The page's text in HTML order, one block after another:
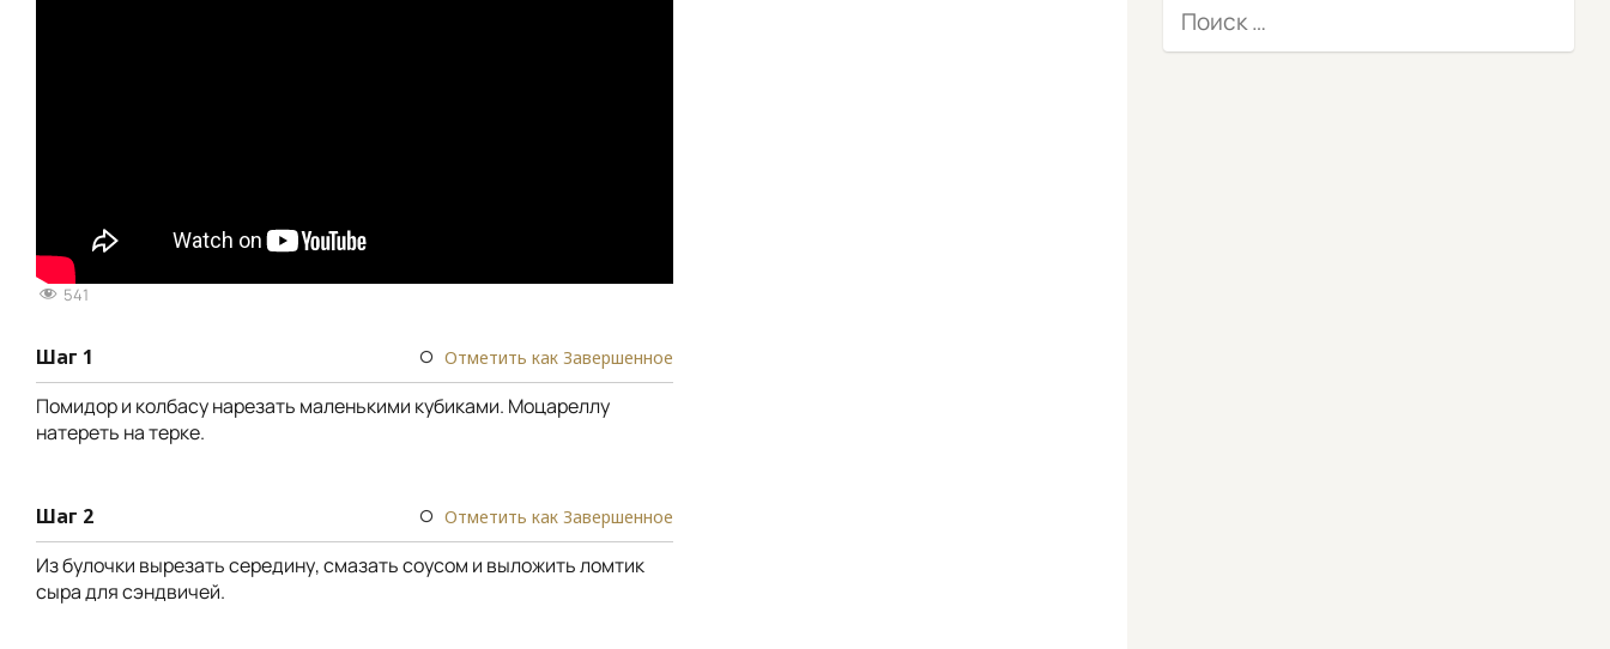
541
Шаг 1 Отметить как Завершенное
Помидор и колбасу нарезать маленькими кубиками. Моцареллу
натереть на терке.
Шаг 2 Отметить как Завершенное
Из булочки вырезать середину, смазать соусом и выложить ломтик
сыра для сэндвичей.